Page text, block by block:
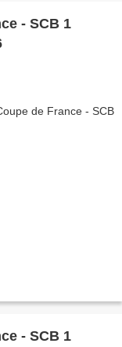
- SCB 1
- SCB 1